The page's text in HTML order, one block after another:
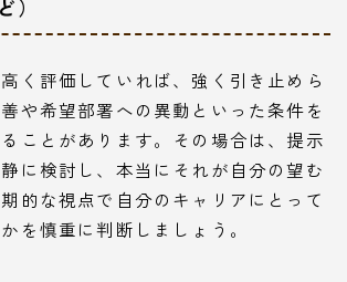
）
く評価していれば、強く引き止めら
や希望部署への異動といった条件を
ことがあります。その場合は、提示
に検討し、本当にそれが自分の望む
的な視点で自分のキャリアにとって
を慎重に判断しましょう。